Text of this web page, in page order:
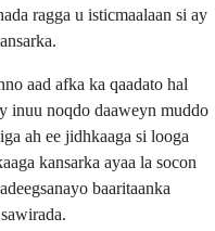
ragga u isticmaalaan si ay
aad afka ka qaadato hal
inuu noqdo daaweyn muddo
ah ee jidhkaaga si looga
kansarka ayaa la socon
baaritaanka